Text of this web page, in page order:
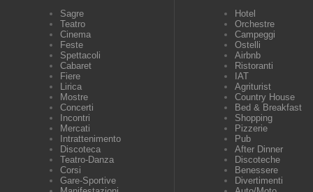
Sagre
Teatro
Cinema
Feste
Spettacoli
Cabaret
Fiere
Lirica
Mostre
Concerti
Incontri
Mercati
Intrattenimento
Discoteca
Teatro-Danza
Corsi
Gare-Sportive
Hotel
Orchestre
Campeggi
Ostelli
Airbnb
Ristoranti
IAT
Agriturist
Country House
Bed & Breakfast
Shopping
Pizzerie
Pub
After Dinner
Discoteche
Benessere
Divertimenti